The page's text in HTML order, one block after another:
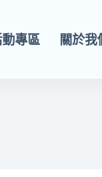
專區 關於我